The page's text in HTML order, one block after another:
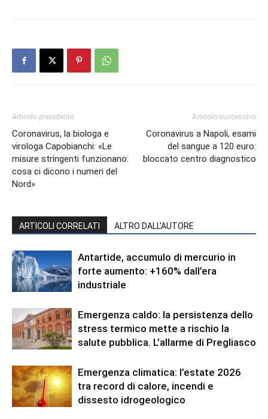
Articolo precedente
Coronavirus, la biologa e
virologa Capobianchi: «Le
misure stringenti funzionano:
cosa ci dicono i numeri del
Nord»
Articolo successivo
Coronavirus a Napoli, esami
del sangue a 120 euro:
bloccato centro diagnostico
ARTICOLI CORRELATI ALTRO DALL'AUTORE
Antartide, accumulo di mercurio in
forte aumento: +160% dall’era
industriale
Emergenza caldo: la persistenza dello
stress termico mette a rischio la
salute pubblica. L’allarme di Pregliasco
Emergenza climatica: l’estate 2026
tra record di calore, incendi e
dissesto idrogeologico